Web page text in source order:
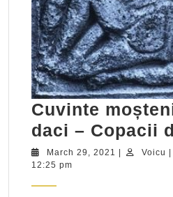
Cuvinte
daci – Copacii
March 29, 2021 MarchVoicu
12:25 pm